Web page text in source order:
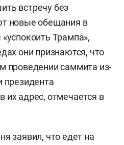
встречу без
новые обещания в
Трампа»,
они признаются, что
проведении саммита из-
президента
адрес, отмечается в
заявил, что едет на